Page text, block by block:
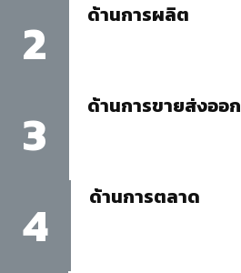
2 ด้านการผลิต
3 ด้านการขายส่งออก
4 ด้านการตลาด